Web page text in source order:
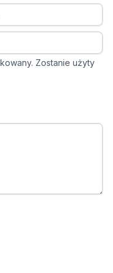
Zostanie użyty